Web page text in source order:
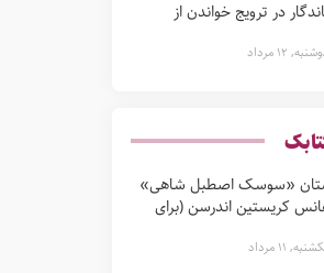
در ترویج خواندن از
۱۲ مرداد
«سوسک اصطبل شاهی»
کریستین اندرسن (برای
۱۱ مرداد